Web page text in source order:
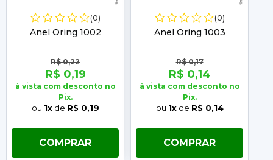
(0)
Anel Oring 1002
R$ 0,22
R$ 0,19
à vista com desconto no
Pix.
ou 1xde R$ 0,19
COMPRAR
(0)
Anel Oring 1003
R$ 0,17
R$ 0,14
à vista com desconto no
Pix.
ou 1xde R$ 0,14
COMPRAR